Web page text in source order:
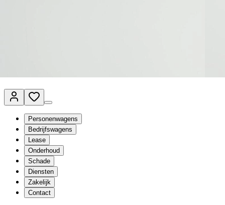
Personenwagens
Bedrijfswagens
Lease
Onderhoud
Schade
Diensten
Zakelijk
Contact